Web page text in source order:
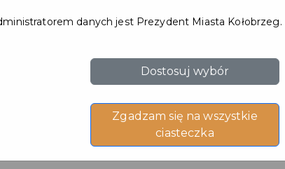
danych jest Prezydent Miasta Kołobrzeg.
Dostosuj wybór
Zgadzam się na wszystkie
ciasteczka